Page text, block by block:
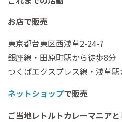
お店で販売
東京都台東区西浅草2-24-7
銀座線・田原町駅から徒歩8分
つくばエクスプレス線・浅草
ネットショップで販売
ご当地レトルトカレーマニア